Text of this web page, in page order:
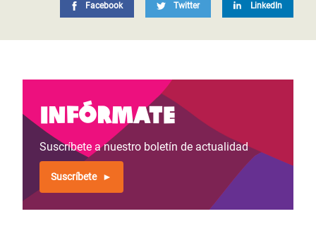
Facebook Twitter LinkedIn
Infórmate
Suscríbete a nuestro boletín de actualidad
Suscríbete